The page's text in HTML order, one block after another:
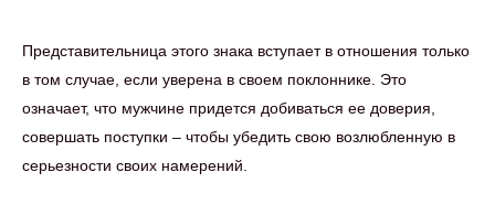
Представительница этого знака вступает в отношения только
в том случае, если уверена в своем поклоннике. Это
означает, что мужчине придется добиваться ее доверия,
совершать поступки – чтобы убедить свою возлюбленную в
серьезности своих намерений.